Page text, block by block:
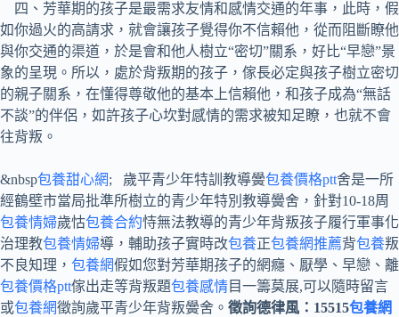
四、芳華期的孩子是最需求友情和感情交通的年事，此時，假
如你過火的高請求，就會讓孩子覺得你不信賴他，從而阻斷瞭他
與你交通的渠道，於是會和他人樹立“密切”關系，好比“早戀”景
象的呈現。所以，處於背叛期的孩子，傢長必定與孩子樹立密切
的親子關系，在懂得尊敬他的基本上信賴他，和孩子成為“無話
不談”的伴侶，如許孩子心坎對感情的需求被知足瞭，也就不會
往背叛。
&nbsp包養甜心網; 歲平青少年特訓教導黌包養價格ptt舍是一所
經鶴壁市當局批準所樹立的青少年特別教導黌舍，針對10-18周
包養情婦歲怙包養合約恃無法教導的青少年背叛孩子履行軍事化
治理教包養情婦導，輔助孩子實時改包養正包養網推薦背包養叛
不良知理， 包養網假如您對芳華期孩子的網癮、厭學、早戀、離
包養價格ptt傢出走等背叛題包養感情目一籌莫展,可以隨時留言
或包養網徵詢歲平青少年背叛黌舍。 徵詢德律風：15515包養網